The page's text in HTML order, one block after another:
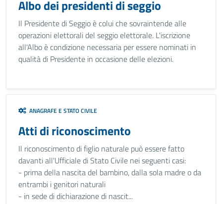
Albo dei presidenti di seggio
Il Presidente di Seggio è colui che sovraintende alle
operazioni elettorali del seggio elettorale. L'iscrizione
all'Albo è condizione necessaria per essere nominati in
qualità di Presidente in occasione delle elezioni.
ANAGRAFE E STATO CIVILE
Atti di riconoscimento
Il riconoscimento di figlio naturale può essere fatto
davanti all'Ufficiale di Stato Civile nei seguenti casi:
- prima della nascita del bambino, dalla sola madre o da
entrambi i genitori naturali
- in sede di dichiarazione di nascit...